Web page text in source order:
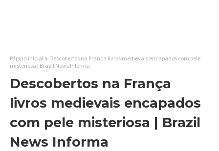
Página inicial
Descobertos na França livros medievais encapados com pele
misteriosa | Brazil News Informa
Descobertos na França
livros medievais encapados
com pele misteriosa | Brazil
News Informa